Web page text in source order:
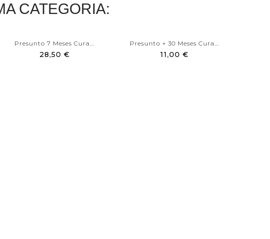
CATEGORIA:
Presunto 7 Meses Cura...
28,50 €
Presunto + 30 Meses Cura...
11,00 €